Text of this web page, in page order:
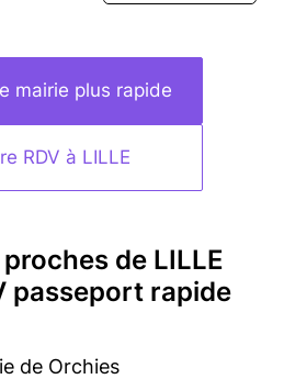
mairie plus rapide
RDV à LILLE
de LILLE
passeport rapide
de Orchies